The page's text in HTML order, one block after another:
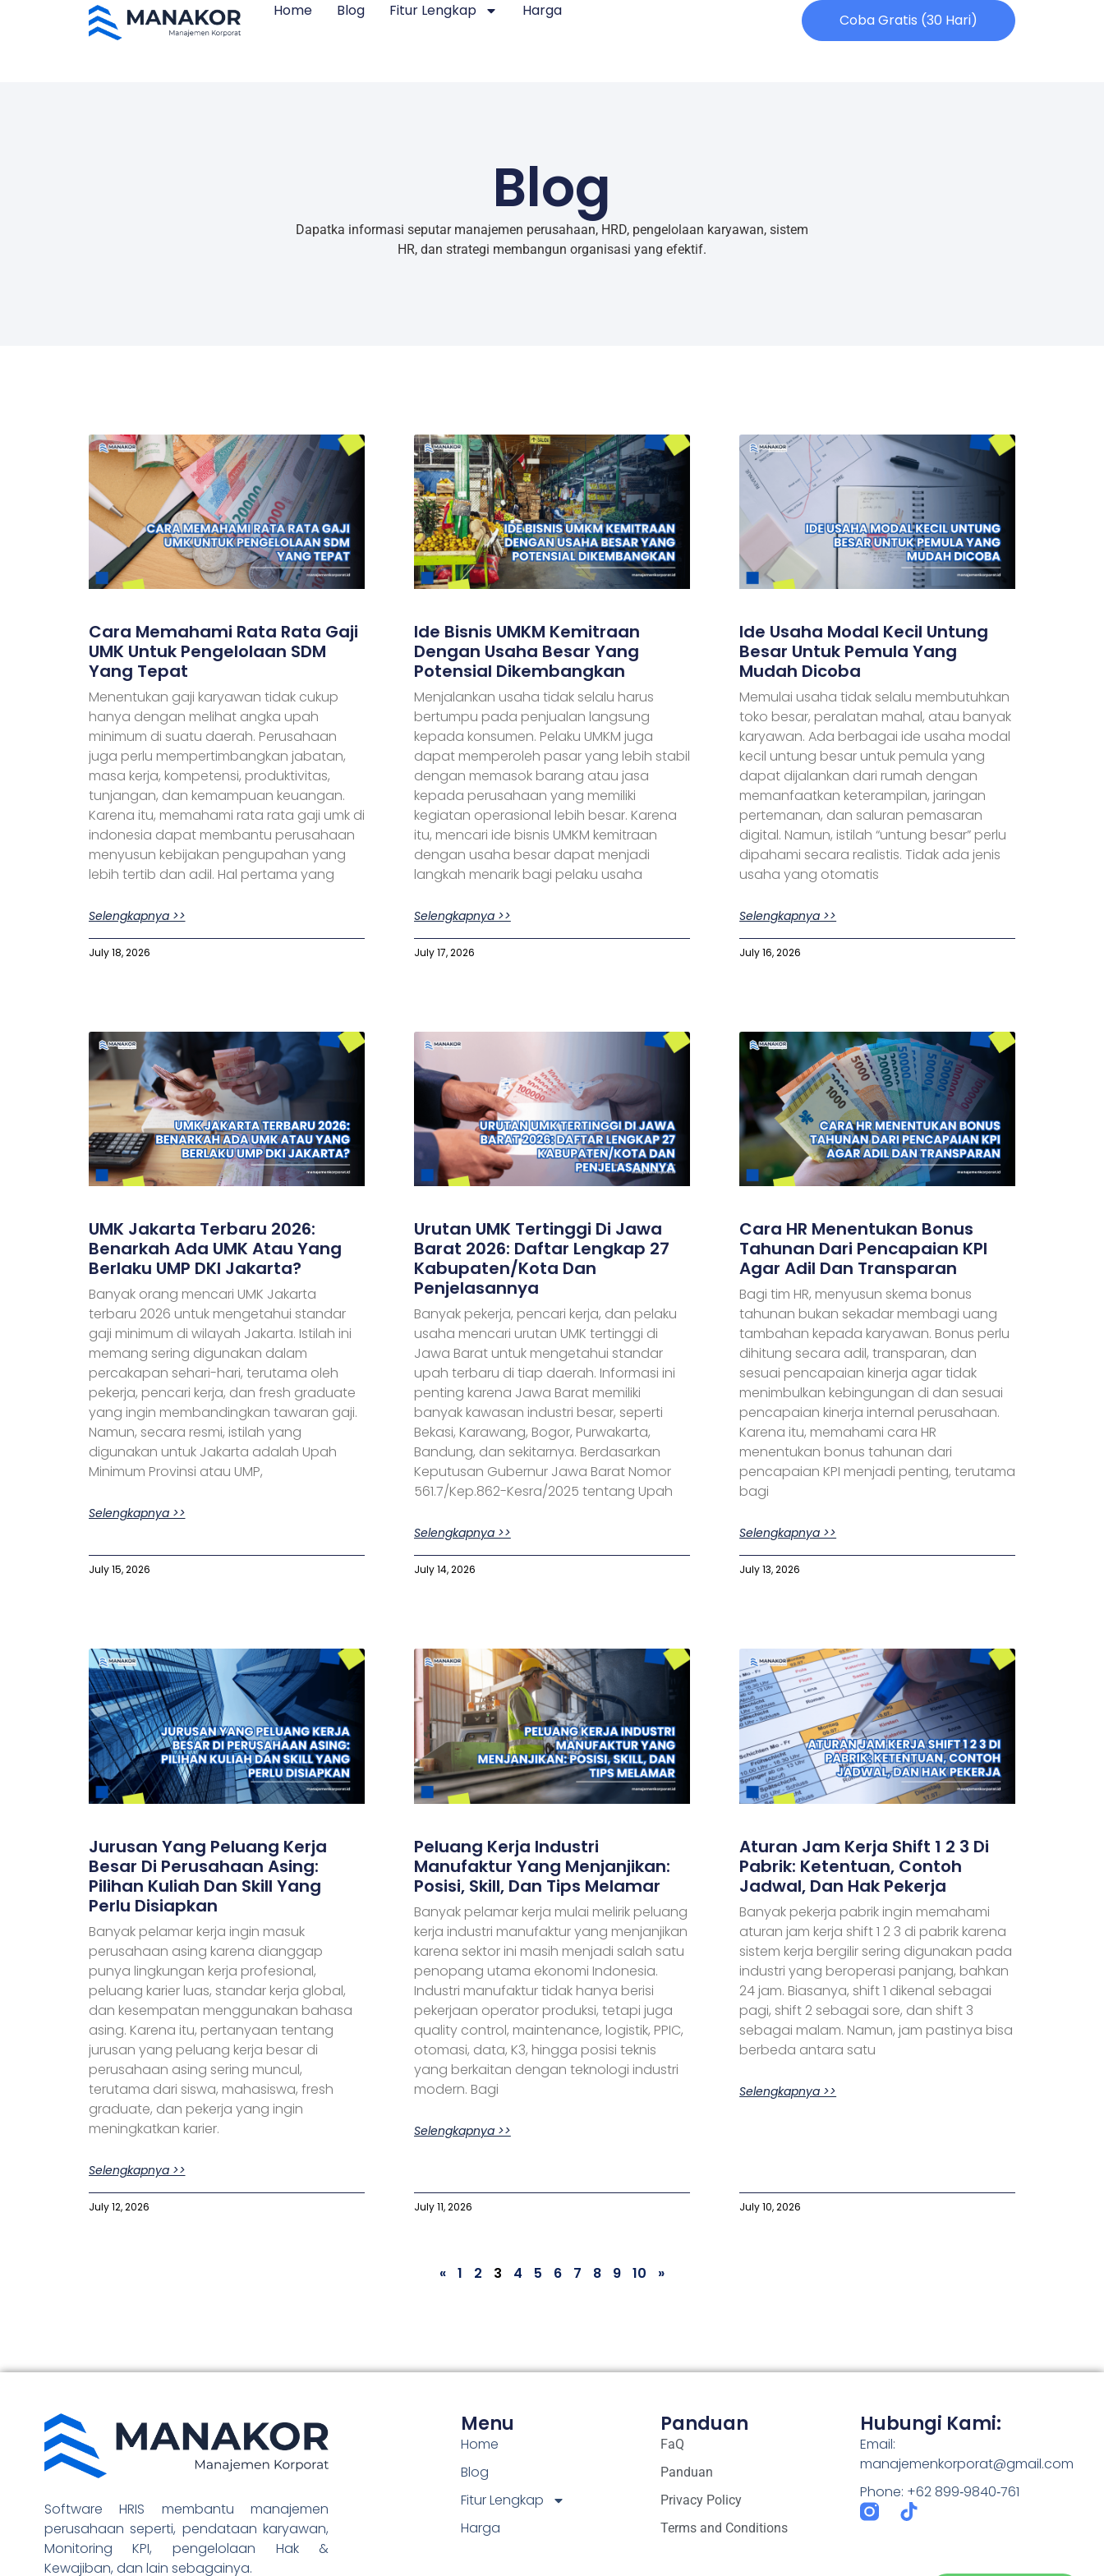
Home Blog Fitur Lengkap Harga
Coba Gratis (30 Hari)
Blog
Dapatka informasi seputar manajemen perusahaan, HRD, pengelolaan karyawan, sistem
HR, dan strategi membangun organisasi yang efektif.
Cara Memahami Rata Rata Gaji
UMK Untuk Pengelolaan SDM
Yang Tepat
Menentukan gaji karyawan tidak cukup
hanya dengan melihat angka upah
minimum di suatu daerah. Perusahaan
juga perlu mempertimbangkan jabatan,
masa kerja, kompetensi, produktivitas,
tunjangan, dan kemampuan keuangan.
Karena itu, memahami rata rata gaji umk di
indonesia dapat membantu perusahaan
menyusun kebijakan pengupahan yang
lebih tertib dan adil. Hal pertama yang
Selengkapnya >>
July 18, 2026
Ide Bisnis UMKM Kemitraan
Dengan Usaha Besar Yang
Potensial Dikembangkan
Menjalankan usaha tidak selalu harus
bertumpu pada penjualan langsung
kepada konsumen. Pelaku UMKM juga
dapat memperoleh pasar yang lebih stabil
dengan memasok barang atau jasa
kepada perusahaan yang memiliki
kegiatan operasional lebih besar. Karena
itu, mencari ide bisnis UMKM kemitraan
dengan usaha besar dapat menjadi
langkah menarik bagi pelaku usaha
Selengkapnya >>
July 17, 2026
Ide Usaha Modal Kecil Untung
Besar Untuk Pemula Yang
Mudah Dicoba
Memulai usaha tidak selalu membutuhkan
toko besar, peralatan mahal, atau banyak
karyawan. Ada berbagai ide usaha modal
kecil untung besar untuk pemula yang
dapat dijalankan dari rumah dengan
memanfaatkan keterampilan, jaringan
pertemanan, dan saluran pemasaran
digital. Namun, istilah “untung besar” perlu
dipahami secara realistis. Tidak ada jenis
usaha yang otomatis
Selengkapnya >>
July 16, 2026
UMK Jakarta Terbaru 2026:
Benarkah Ada UMK Atau Yang
Berlaku UMP DKI Jakarta?
Banyak orang mencari UMK Jakarta
terbaru 2026 untuk mengetahui standar
gaji minimum di wilayah Jakarta. Istilah ini
memang sering digunakan dalam
percakapan sehari-hari, terutama oleh
pekerja, pencari kerja, dan fresh graduate
yang ingin membandingkan tawaran gaji.
Namun, secara resmi, istilah yang
digunakan untuk Jakarta adalah Upah
Minimum Provinsi atau UMP,
Selengkapnya >>
July 15, 2026
Urutan UMK Tertinggi Di Jawa
Barat 2026: Daftar Lengkap 27
Kabupaten/Kota Dan
Penjelasannya
Banyak pekerja, pencari kerja, dan pelaku
usaha mencari urutan UMK tertinggi di
Jawa Barat untuk mengetahui standar
upah terbaru di tiap daerah. Informasi ini
penting karena Jawa Barat memiliki
banyak kawasan industri besar, seperti
Bekasi, Karawang, Bogor, Purwakarta,
Bandung, dan sekitarnya. Berdasarkan
Keputusan Gubernur Jawa Barat Nomor
561.7/Kep.862-Kesra/2025 tentang Upah
Selengkapnya >>
July 14, 2026
Cara HR Menentukan Bonus
Tahunan Dari Pencapaian KPI
Agar Adil Dan Transparan
Bagi tim HR, menyusun skema bonus
tahunan bukan sekadar membagi uang
tambahan kepada karyawan. Bonus perlu
dihitung secara adil, transparan, dan
sesuai pencapaian kinerja agar tidak
menimbulkan kebingungan di dan sesuai
pencapaian kinerja internal perusahaan.
Karena itu, memahami cara HR
menentukan bonus tahunan dari
pencapaian KPI menjadi penting, terutama
bagi
Selengkapnya >>
July 13, 2026
Jurusan Yang Peluang Kerja
Besar Di Perusahaan Asing:
Pilihan Kuliah Dan Skill Yang
Perlu Disiapkan
Banyak pelamar kerja ingin masuk
perusahaan asing karena dianggap
punya lingkungan kerja profesional,
peluang karier luas, standar kerja global,
dan kesempatan menggunakan bahasa
asing. Karena itu, pertanyaan tentang
jurusan yang peluang kerja besar di
perusahaan asing sering muncul,
terutama dari siswa, mahasiswa, fresh
graduate, dan pekerja yang ingin
meningkatkan karier.
Selengkapnya >>
July 12, 2026
Peluang Kerja Industri
Manufaktur Yang Menjanjikan:
Posisi, Skill, Dan Tips Melamar
Banyak pelamar kerja mulai melirik peluang
kerja industri manufaktur yang menjanjikan
karena sektor ini masih menjadi salah satu
penopang utama ekonomi Indonesia.
Industri manufaktur tidak hanya berisi
pekerjaan operator produksi, tetapi juga
quality control, maintenance, logistik, PPIC,
otomasi, data, K3, hingga posisi teknis
yang berkaitan dengan teknologi industri
modern. Bagi
Selengkapnya >>
July 11, 2026
Aturan Jam Kerja Shift 1 2 3 Di
Pabrik: Ketentuan, Contoh
Jadwal, Dan Hak Pekerja
Banyak pekerja pabrik ingin memahami
aturan jam kerja shift 1 2 3 di pabrik karena
sistem kerja bergilir sering digunakan pada
industri yang beroperasi panjang, bahkan
24 jam. Biasanya, shift 1 dikenal sebagai
pagi, shift 2 sebagai sore, dan shift 3
sebagai malam. Namun, jam pastinya bisa
berbeda antara satu
Selengkapnya >>
July 10, 2026
« 1 2 3 4 5 6 7 8 9 10 »
Software HRIS membantu manajemen
perusahaan seperti, pendataan karyawan,
Monitoring KPI, pengelolaan Hak &
Kewajiban, dan lain sebagainya.
Menu
Home
Blog
Fitur Lengkap
Harga
Panduan
FaQ
Panduan
Privacy Policy
Terms and Conditions
Hubungi Kami:
Email:
manajemenkorporat@gmail.com
Phone: +62 899‑9840‑761